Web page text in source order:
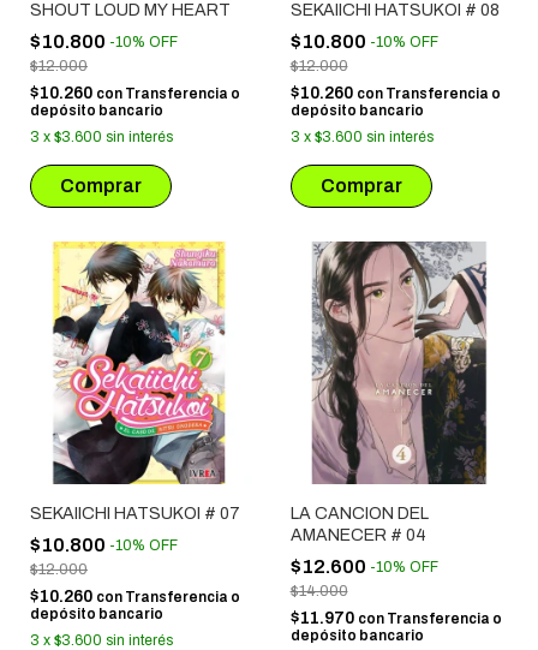
SHOUT LOUD MY HEART
$10.800 -10% OFF
$12.000
$10.260 con Transferencia o
depósito bancario
3 x $3.600 sin interés
SEKAIICHI HATSUKOI # 08
$10.800 -10% OFF
$12.000
$10.260 con Transferencia o
depósito bancario
3 x $3.600 sin interés
SEKAIICHI HATSUKOI # 07
$10.800 -10% OFF
$12.000
$10.260 con Transferencia o
depósito bancario
3 x $3.600 sin interés
LA CANCION DEL
AMANECER # 04
$12.600 -10% OFF
$14.000
$11.970 con Transferencia o
depósito bancario